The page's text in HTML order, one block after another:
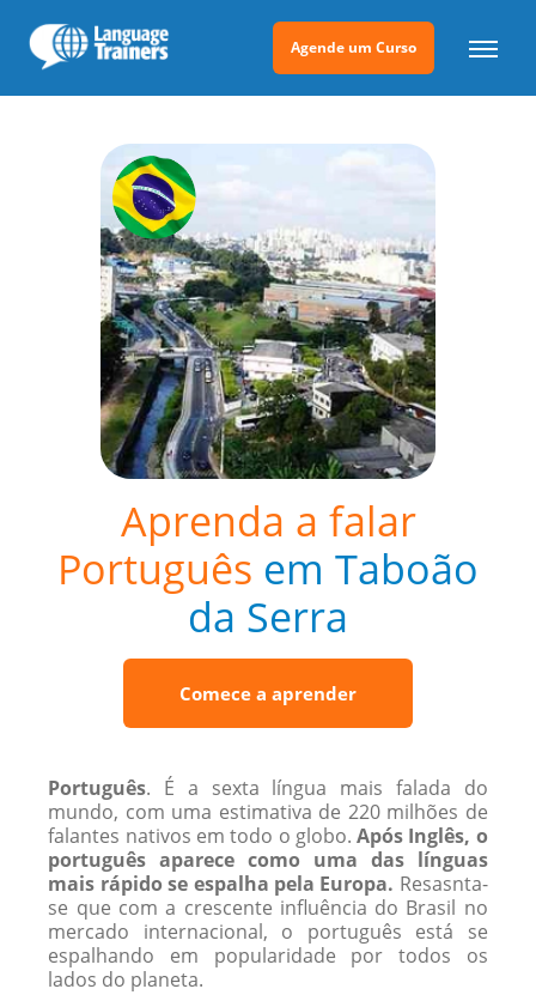
Agende um Curso
Aprenda a falar
Português em Taboão
da Serra
Comece a aprender
Português. É a sexta língua mais falada do
mundo, com uma estimativa de 220 ​​milhões de
falantes nativos em todo o globo.Após Inglês, o
português aparece como uma das línguas
mais rápido se espalha pela Europa. Resasnta-
se que com a crescente influência do Brasil no
mercado internacional, o português está se
espalhando em popularidade por todos os
lados do planeta.